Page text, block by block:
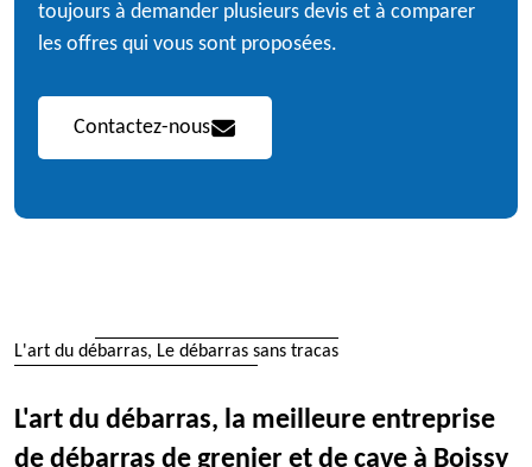
toujours à demander plusieurs devis et à comparer
les offres qui vous sont proposées.
Contactez-nous
L'art du débarras, Le débarras sans tracas
L'art du débarras, la meilleure entreprise
de débarras de grenier et de cave à Boissy